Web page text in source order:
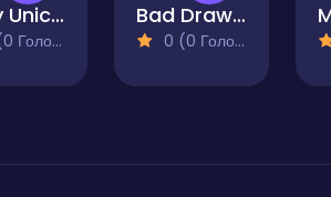
Baby Unicorn Memory Match & Hidden Objects Bad Drawings Memory Game
0 (0 Голосів)